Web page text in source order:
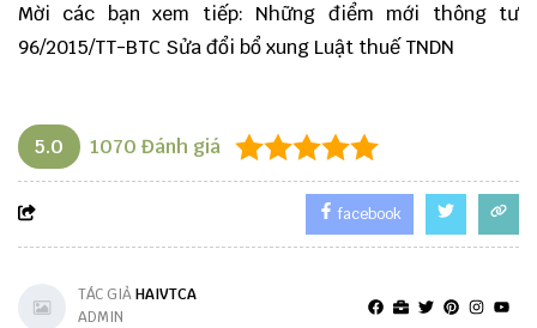
Mời các bạn xem tiếp: Những điểm mới thông tư
96/2015/TT-BTC Sửa đổi bổ xung Luật thuế TNDN
5.0 1070 Đánh giá
facebook
TÁC GIẢHAIVTCA
ADMIN